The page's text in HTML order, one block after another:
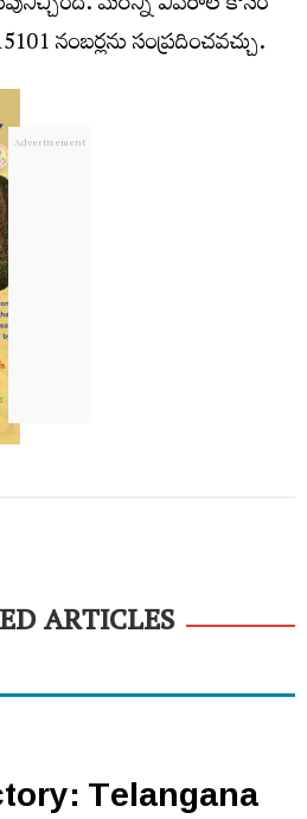
నంబర్లను సంప్రదించవచ్చు.
ARTICLES
Telangana